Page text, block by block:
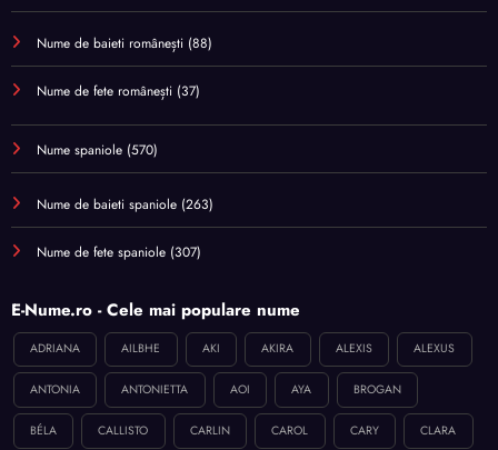
Nume de baieti românești (88)
Nume de fete românești (37)
Nume spaniole (570)
Nume de baieti spaniole (263)
Nume de fete spaniole (307)
E-Nume.ro - Cele mai populare nume
ADRIANA AILBHE AKI AKIRA ALEXIS ALEXUS
ANTONIA ANTONIETTA AOI AYA BROGAN
BÉLA CALLISTO CARLIN CAROL CARY CLARA